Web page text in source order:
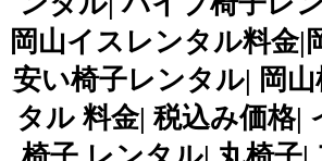
岡山イスレンタル料金|
安い椅子レンタル| 岡
タル 料金| 税込み価格